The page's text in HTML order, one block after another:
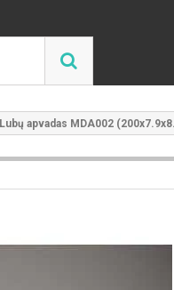
Lubų apvadas MDA002